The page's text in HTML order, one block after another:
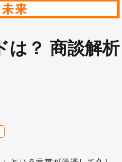
は？ 商談解析